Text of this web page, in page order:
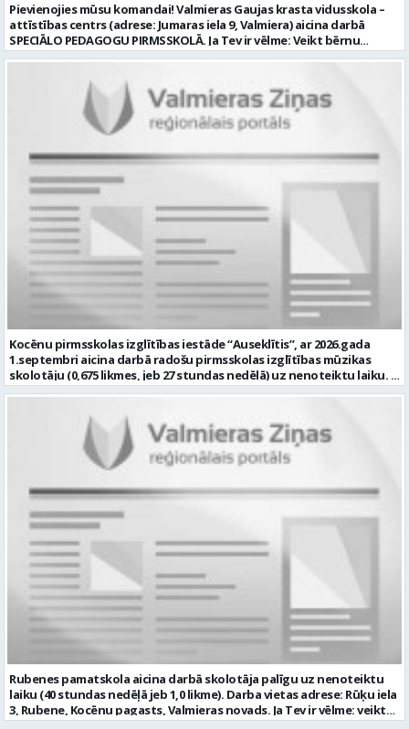
kā arī citas sociālās garantijas/labumus atbilstoši darba rezultātam
un normatīvajos aktos noteiktajam; drošu un sakārtotu darba vidi;
darbu atsaucīgu kolēģu komandā. CV un pieteikuma vēstuli lūdzam
iesniegt Valmieras Kultūras centrā (adrese: Rīgas iela 10, Valmiera,
Valmieras novads) vai nosūtīt uz e-pastu
kultura@valmierasnovads.lv ar norādi “Skaņu un gaismas operatora
amatam” līdz 2026. gada 24. augustam. Tālrunis papildu informācijai:
Rīgas iela 10, Valmiera, Valmieras nov. Darbības joma: Elektronika /
Enerģētika / Elektroenerģija Pieteikto vietu skaits: 1 Aktuāla līdz:
Pievienojies mūsu komandai! Valmieras Gaujas krasta vidusskola –
attīstības centrs (adrese: Jumaras iela 9, Valmiera) aicina darbā
SPECIĀLO PEDAGOGU PIRMSSKOLĀ. Ja Tev ir vēlme: Veikt bērnu
attīstības, mācīšanās un speciālo vajadzību izvērtēšanu savas
nodarbības bērniem ar speciālām izglītības vajadzībām Izstrādāt
individuālos atbalsta pasākumus un piedalīties individuālo
izglītības programmu izstrādē un īstenošanā Sniegt metodisku
atbalstu pirmsskolas pedagogiem darbā ar bērniem, kuriem
nepieciešams papildu atbalsts Konsultēt bērnu vecākus par bērna
attīstības veicināšanu un nepieciešamajiem atbalsta pasākumiem
Sadarboties ar izglītības iestādes atbalsta komandu, pedagogiem
un citiem speciālistiem. Veikt pedagoģisko dokumentāciju atbilstoši
normatīvo aktu prasībām Piedalīties izglītības iestādes attīstības
pilnveidē un ja Tev ir: Augstākā pedagoģiskā izglītība speciālajā
pedagoģijā vai atbilstoša profesionālā kvalifikācija saskaņā ar
normatīvajiem aktiem Zināšanas par bērnu attīstību, iekļaujošās
izglītības principiem un speciālā pedagoga darba metodēm
pirmsskolā Prasme plānot, organizēt un izvērtēt individuālo
atbalstu bērniem Labas sadarbības un komunikācijas prasmes
darbā ar bērniem, vecākiem un kolēģiem Atbildības sajūta, empātija,
pacietība un augsta profesionālā ētika Labas latviešu valodas
zināšanas atbilstoši normatīvo aktu prasībām Prasme strādāt ar
informācijas un komunikācijas tehnoloģijām ikdienas darba
pienākumu veikšanai. mēs piedāvājam: Darbu uz nenoteiktu laiku 30
stundas nedēļā (1 likme) Atalgojumu EUR 1351 pirms nodokļu
nomaksas (t.sk. piemaksa par darbu īpašos apstākļos) Sociālās
polisi Profesionālās kompetences pilnveides iespējas Dinamisku,
radošu un atbalstošu darba vidi Pretendentiem profesionālās
darbības aprakstu (CV) un izglītības dokumenta kopiju lūdzam
iesniegt līdz 2026. gada 17.augustam e-pastā vgv@valmiera.edu.lv.
Tālrunis uzziņai: 29182105. Profesija: SPECIĀLAIS PEDAGOGS Darba
vietas adrese: LATVIJA, Jumaras iela 9, Valmiera, Valmieras nov.
Darbības joma: Izglītība / Zinātne Pieteikto vietu skaits: 1 Aktuāla
līdz: 2026-08-17 Kontaktpersona: vgv@valmiera.edu.lv 29182105
Kocēnu pirmsskolas izglītības iestāde “Auseklītis”, ar 2026.gada
1.septembri aicina darbā radošu pirmsskolas izglītības mūzikas
skolotāju (0,675 likmes, jeb 27 stundas nedēļā) uz nenoteiktu laiku.
Darba vieta: Kalna iela 2, Kocēni, Kocēnu pagasts, Valmieras novads
vecumam atbilstošu mācību procesu; veikt izglītojamo attīstības
dinamikas izpēti; sadarbībā ar Iestādes skolotājiem, organizēt
svētkus, tematiskus pasākumus, jautrus brīžus un citas aktivitātes;
plānot savu darbību, sagatavot amata veikšanai nepieciešamo
dokumentāciju, tostarp e-vidē; iesaistīties Iestādes attīstības
plānošanā un īstenošanā atbilstoši kompetencei; un Jums ir:
izglītība atbilstoši Ministru kabineta noteikumiem Nr. 569
“Noteikumi par pedagogiem nepieciešamo izglītību un profesionālo
kvalifikāciju un pedagogu profesionālās kompetences pilnveides
kārtību”; pieredze darbā ar bērniem; valsts valodas prasmes
atbilstoši Valsts valodas likuma prasībām; obligāta ārsta izziņa
(veidlapa Nr.027/u) ar atļauju strādāt pedagoģisko darbu; atbilstība
Izglītības likuma un Bērnu tiesību aizsardzības likuma noteiktajām
prasībām; kompetences: prasme patstāvīgi un mērķtiecīgi
organizēt savu darbu; psiholoģiskā noturība un augsta saskarsmes
atbilstoši Ministru kabineta noteikumiem Nr. 445 “Pedagogu darba
samaksas noteikumi” 1057,05 EUR pirms nodokļu nomaksas; darba
devēja līdzfinansētu veselības apdrošināšanu pēc pārbaudes laika
beigām; atsaucīgu kolektīvu. Curriculum Vitae (CV) un pieteikumu
Rubenes pamatskola aicina darbā skolotāja palīgu uz nenoteiktu
laiku (40 stundas nedēļā jeb 1,0 likme). Darba vietas adrese: Rūķu iela
3, Rubene, Kocēnu pagasts, Valmieras novads. Ja Tev ir vēlme: veikt
bērnu aprūpi ikdienā; sadarboties ar grupas skolotājām, sniegt